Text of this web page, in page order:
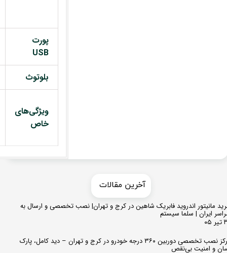
پورت
USB
بلوتوث
ویژگی‌های
خاص
مانیتور اندروید فابریک شاهین در کرج و تهران| نصب تخصصی و ارسال به
ایران | سلما سیستم
مرکز نصب تخصصی دوربین ۳۶۰ درجه خودرو در کرج و تهران – دید کامل، پارک
و امنیت بی‌نقص
​​آخرین مقالات